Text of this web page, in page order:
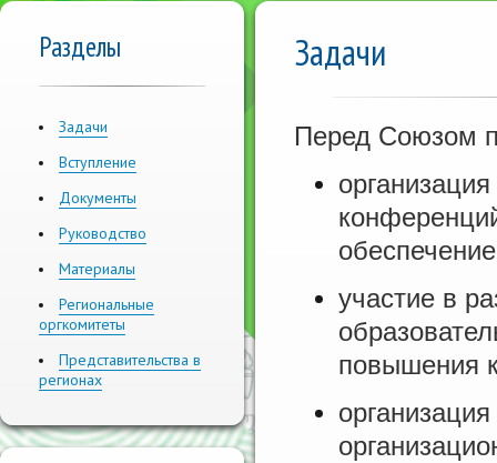
Разделы
Задачи
Вступление
Документы
Руководство
Материалы
Региональные
оргкомитеты
Представительства в
регионах
Задачи
Перед Союзом
участие в
повышения